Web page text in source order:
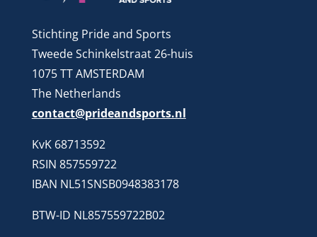
Stichting Pride and Sports
Tweede Schinkelstraat 26-huis
1075 TT AMSTERDAM
The Netherlands
contact@prideandsports.nl
KvK 68713592
RSIN 857559722
IBAN NL51SNSB0948383178
BTW-ID NL857559722B02